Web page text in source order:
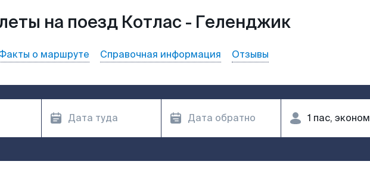
на поезд Котлас - Геленджик
о маршруте Справочная информация Отзывы